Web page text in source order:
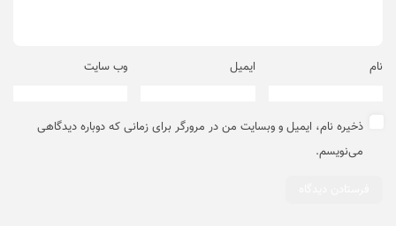
نام ایمیل وب‌ سایت
ذخیره نام، ایمیل و وبسایت من در مرورگر برای زمانی که دوباره دیدگاهی
می‌نویسم.